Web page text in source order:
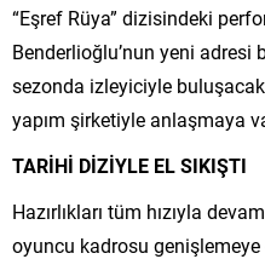
“Eşref Rüya” dizisindeki
Benderlioğlu’nun yeni adresi
sezonda izleyiciyle
yapım şirketiyle anlaşmaya
TARİHİ DİZİYLE EL SIKIŞTI
Hazırlıkları tüm hızıyla
oyuncu kadrosu